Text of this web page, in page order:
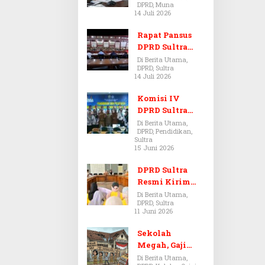
Dugaan Jual
Beli Tanah
Bermasalah di
Muna
DPRD, Muna
14 Juli 2026
Rapat Pansus
DPRD Sultra
Diskors Dua
Kali Akibat
Ketidakhadira
n Pj Sekda
Di Berita Utama,
DPRD, Sultra
14 Juli 2026
Komisi IV
DPRD Sultra
Kawal Hak
Guru,
Rencanakan
Pendidikan
Di Berita Utama,
DPRD, Pendidikan,
Sultra
15 Juni 2026
DPRD Sultra
Resmi Kirim
Aspirasi Tolak
Peraturan
BPOM No. 5
Tahun 2026 ke
Komisi IX DPR
Di Berita Utama,
DPRD, Sultra
11 Juni 2026
Sekolah
Megah, Gaji
Guru Berdarah-
Di Berita Utama,